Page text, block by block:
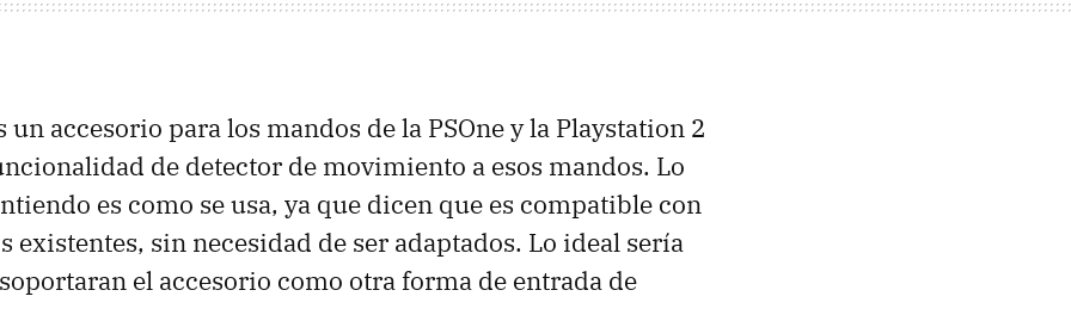
un accesorio para los mandos de la PSOne y la Playstation 2
de detector de movimiento a esos mandos. Lo
es como se usa, ya que dicen que es compatible con
existentes, sin necesidad de ser adaptados. Lo ideal sería
el accesorio como otra forma de entrada de